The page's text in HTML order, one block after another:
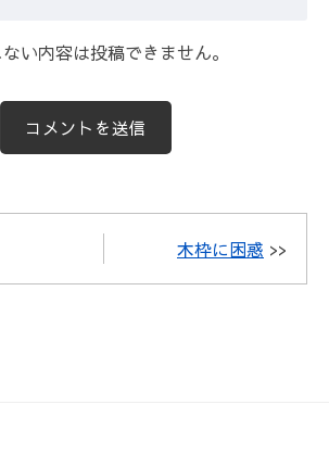
い内容は投稿できません。
木枠に困惑 >>